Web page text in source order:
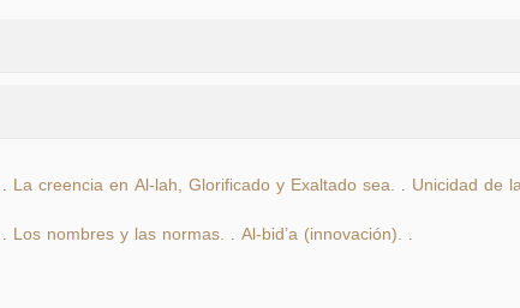
La creencia en Al-lah, Glorificado y Exaltado sea. Unicidad de
Los nombres y las normas. Al-bid’a (innovación).